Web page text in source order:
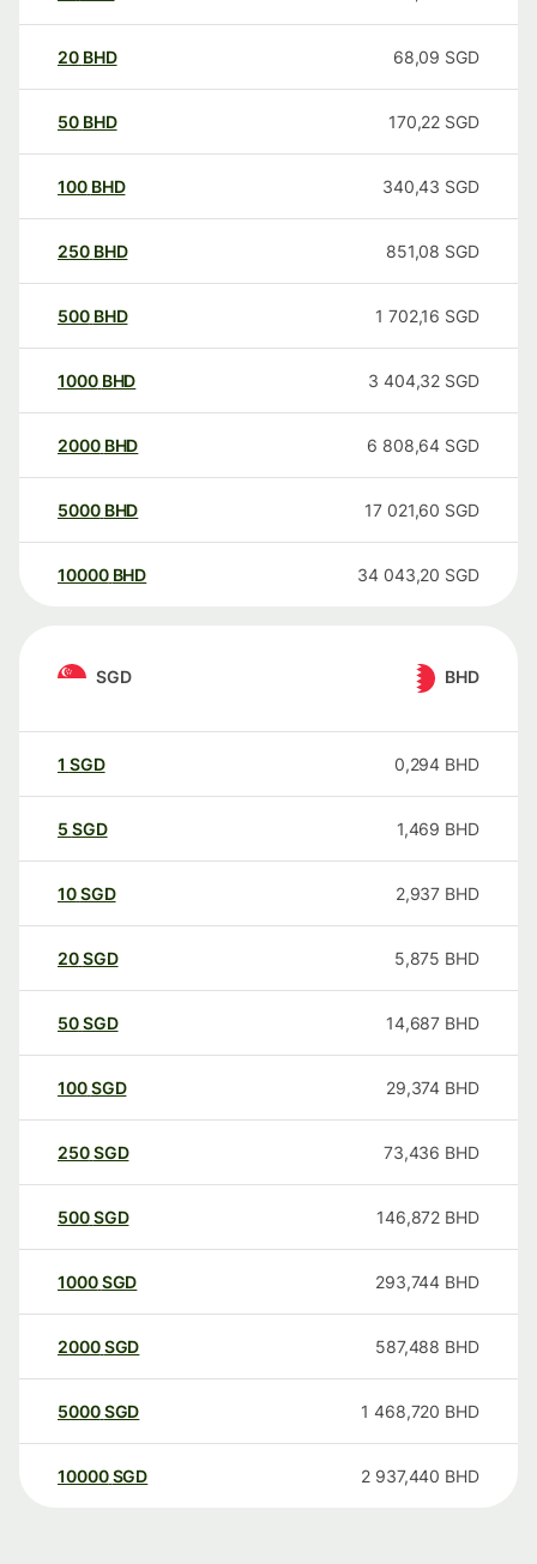
20 BHD 68,09 SGD
50 BHD 170,22 SGD
100 BHD 340,43 SGD
250 BHD 851,08 SGD
500 BHD 1 702,16 SGD
1000 BHD 3 404,32 SGD
2000 BHD 6 808,64 SGD
5000 BHD 17 021,60 SGD
10000 BHD 34 043,20 SGD
SGD BHD
1 SGD 0,294 BHD
5 SGD 1,469 BHD
10SGD 2,937 BHD
20SGD 5,875 BHD
50SGD 14,687 BHD
100SGD 29,374 BHD
250SGD 73,436 BHD
500SGD 146,872 BHD
1000SGD 293,744 BHD
2000SGD 587,488 BHD
5000SGD 1 468,720 BHD
10000 SGD 2 937,440 BHD